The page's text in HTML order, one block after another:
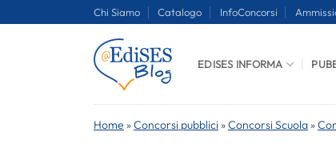
Chi Siamo Catalogo InfoConcorsi
EDISES INFORMA
Home »Concorsi pubblici »Concorsi Scuola »